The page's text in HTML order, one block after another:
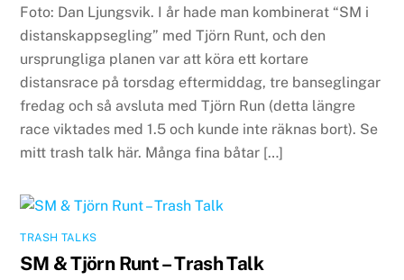
Foto: Dan Ljungsvik. I år hade man kombinerat “SM i
distanskappsegling” med Tjörn Runt, och den
ursprungliga planen var att köra ett kortare
distansrace på torsdag eftermiddag, tre banseglingar
fredag och så avsluta med Tjörn Run (detta längre
race viktades med 1.5 och kunde inte räknas bort). Se
mitt trash talk här. Många fina båtar […]
TRASH TALKS
SM & Tjörn Runt – Trash Talk